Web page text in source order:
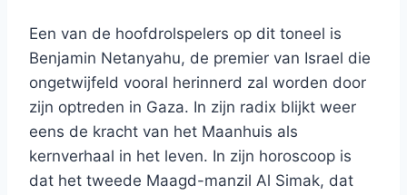
Een van de hoofdrolspelers op dit toneel is
Benjamin Netanyahu, de premier van Israel die
ongetwijfeld vooral herinnerd zal worden door
zijn optreden in Gaza. In zijn radix blijkt weer
eens de kracht van het Maanhuis als
kernverhaal in het leven. In zijn horoscoop is
dat het tweede Maagd-manzil Al Simak, dat